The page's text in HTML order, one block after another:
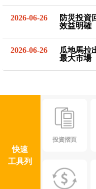
2026-06-26
防災投資
效益明確
2026-06-26
瓜地馬拉
最大市場
快速
工具列
投資摺頁